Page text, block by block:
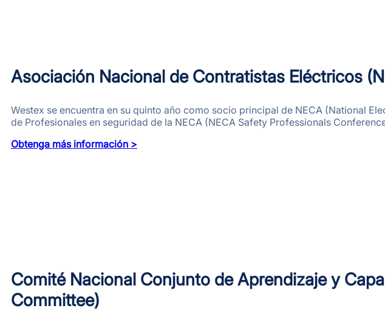
Asociación Nacional de Contratistas Eléctricos
Westex se encuentra en su quinto año como socio principal de NECA (National
de Profesionales en seguridad de la NECA (NECA Safety Professionals
Obtenga más información >
Comité Nacional Conjunto de Aprendizaje y
Committee)